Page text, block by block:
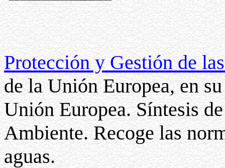
Protección y Gestión de
de la Unión Europea, en
Unión Europea. Síntesis
Ambiente. Recoge las
aguas.